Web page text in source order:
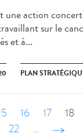
une action
sur le
et à...
PLAN
16 17 18
22
… suivant ›